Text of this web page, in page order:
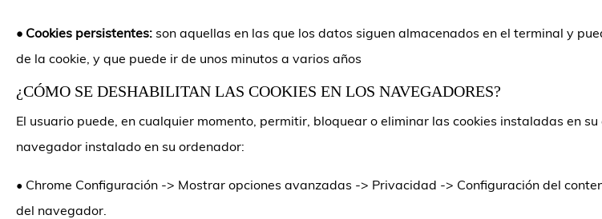
• Cookies persistentes: son aquellas en las que los datos siguen almacenados en el terminal y
de la cookie, y que puede ir de unos minutos a varios años
¿CÓMO SE DESHABILITAN LAS COOKIES EN LOS NAVEGADORES?
El usuario puede, en cualquier momento, permitir, bloquear o eliminar las cookies instaladas en
navegador instalado en su ordenador:
• Chrome Configuración -> Mostrar opciones avanzadas -> Privacidad -> Configuración del
del navegador.